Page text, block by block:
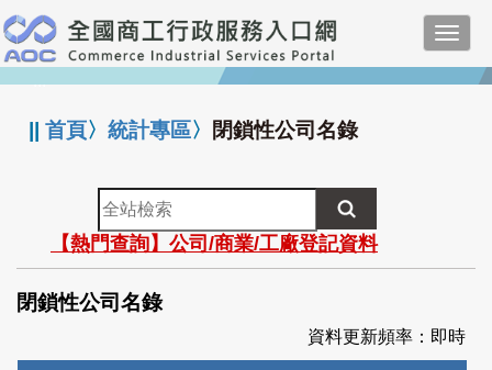
跳
到
主
要
:::
||首頁〉統計專區〉 閉鎖性公司名錄
全
站
檢
索
【熱門查詢】公司/商業/工廠登記資料
閉鎖性公司名錄
資料更新頻率：即時